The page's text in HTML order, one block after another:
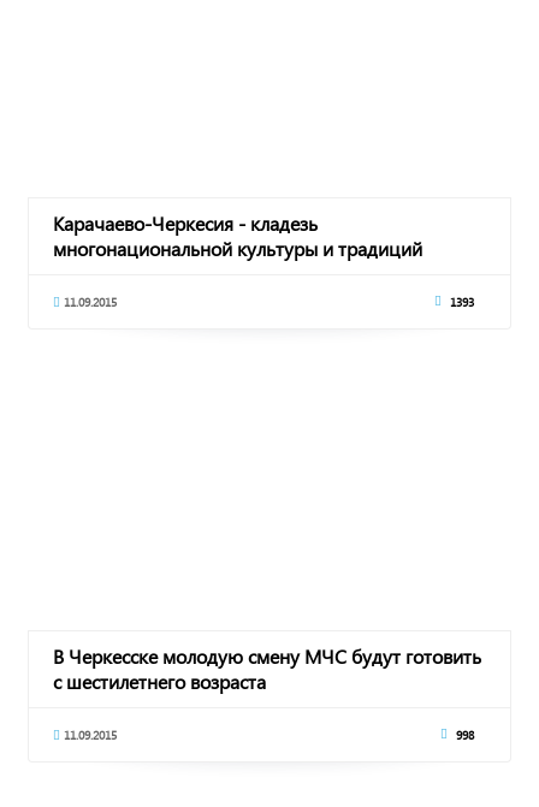
Карачаево-Черкесия - кладезь
многонациональной культуры и традиций
11.09.2015 1393
В Черкесске молодую смену МЧС будут готовить
с шестилетнего возраста
11.09.2015 998